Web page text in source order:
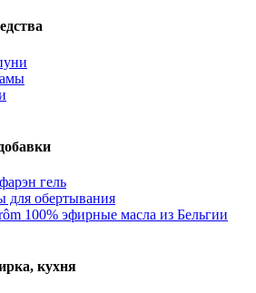
гель
для обертывания
100% эфирные масла из Бельгии
кухня